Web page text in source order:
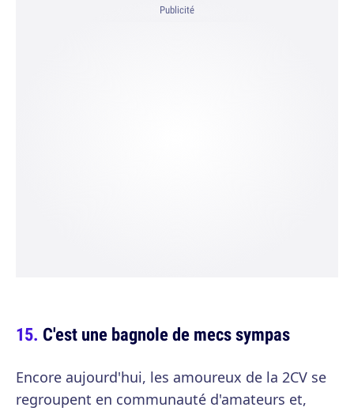
Publicité
C'est une bagnole de mecs sympas
Encore aujourd'hui, les amoureux de la 2CV se
regroupent en communauté d'amateurs et,